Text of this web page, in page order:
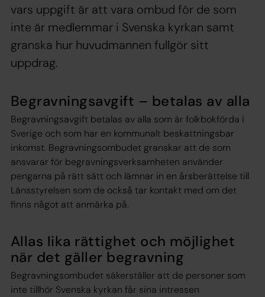
vars uppgift är att vara ombud för de som
inte är medlemmar i Svenska kyrkan samt
granska hur huvudmannen fullgör sitt
uppdrag.
Begravningsavgift – betalas av alla
Begravningsavgift betalas av alla som är folkbokförda i
Sverige och som har en kommunalt beskattningsbar
inkomst. Begravningsombudet granskar att de som
ansvarar för begravningsverksamheten använder
pengarna på rätt sätt och lämnar in en årsberättelse till
Länsstyrelsen som de också tar kontakt med om det
finns något att anmärka på.
Allas lika rättighet och möjlighet
när det gäller begravning
Begravningsombudet säkerställer att de personer som
inte tillhör Svenska kyrkan får sina intressen